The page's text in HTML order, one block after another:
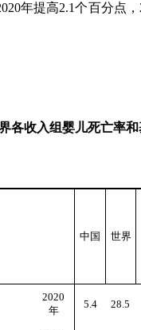
年提高2.1个百分点，
各收入组婴儿死亡率
中国 世界
2020
年
5.4 28.5